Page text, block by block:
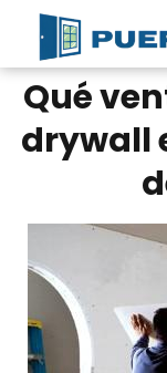
Qué
drywall